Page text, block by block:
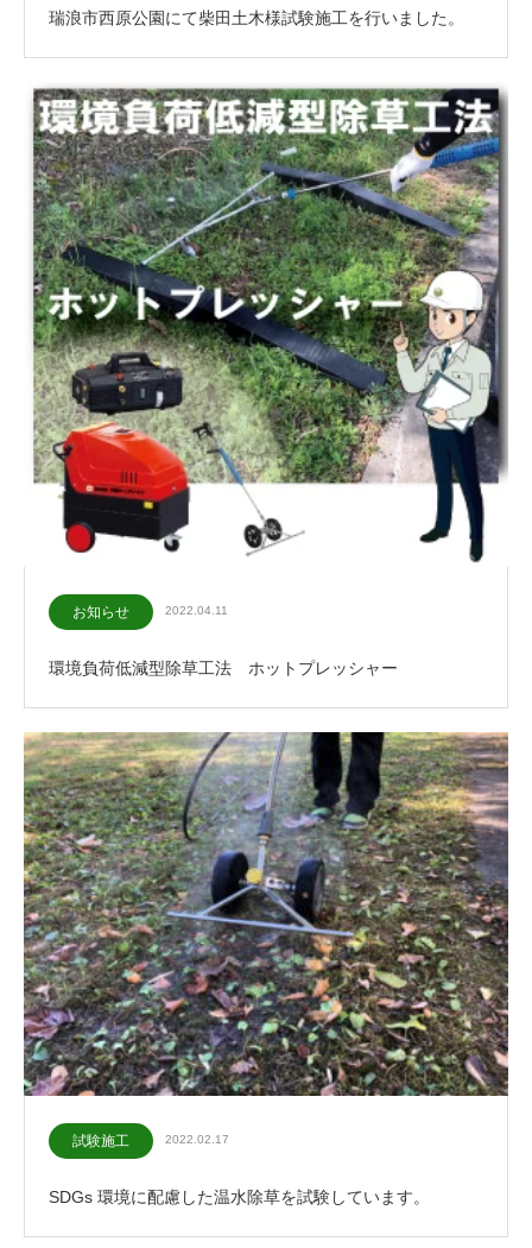
瑞浪市西原公園にて柴田土木様試験施工を行いました。
お知らせ 2022.04.11
環境負荷低減型除草工法 ホットプレッシャー
試験施工 2022.02.17
SDGs 環境に配慮した温水除草を試験しています。